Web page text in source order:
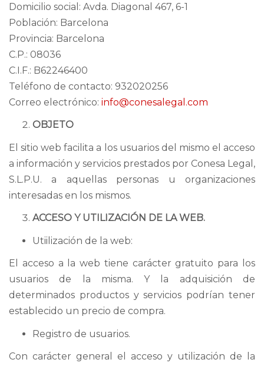
Domicilio social: Avda. Diagonal 467, 6-1
Población: Barcelona
Provincia: Barcelona
C.P.: 08036
C.I.F.: B62246400
Teléfono de contacto: 932020256
Correo electrónico: info@conesalegal.com
OBJETO
El sitio web facilita a los usuarios del mismo el acceso
a información y servicios prestados por Conesa Legal,
S.L.P.U. a aquellas personas u organizaciones
interesadas en los mismos.
ACCESO Y UTILIZACIÓN DE LA WEB.
Utiilización de la web:
El acceso a la web tiene carácter gratuito para los
usuarios de la misma. Y la adquisición de
determinados productos y servicios podrían tener
establecido un precio de compra.
Registro de usuarios.
Con carácter general el acceso y utilización de la